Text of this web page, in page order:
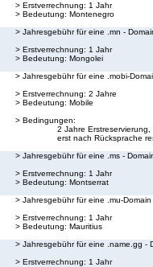
> Erstverrechnung: 1 Jahr
> Bedeutung: Montenegro
> Jahresgebühr für eine .mn -
> Erstverrechnung: 1 Jahr
> Bedeutung: Mongolei
> Jahresgebühr für eine .mobi-
> Erstverrechnung: 2 Jahre
> Bedeutung: Mobile
> Bedingungen:
2 Jahre
erst nach Rücksprache
> Jahresgebühr für eine .ms -
> Erstverrechnung: 1 Jahr
> Bedeutung: Montserrat
> Jahresgebühr für eine .mu-Domain
> Erstverrechnung: 1 Jahr
> Bedeutung: Mauritius
> Jahresgebühr für eine .name.gg -
> Erstverrechnung: 1 Jahr